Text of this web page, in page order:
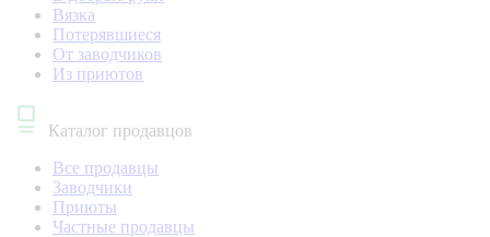
Вязка
Потерявшиеся
От заводчиков
Из приютов
Каталог продавцов
Все продавцы
Заводчики
Приюты
Частные продавцы